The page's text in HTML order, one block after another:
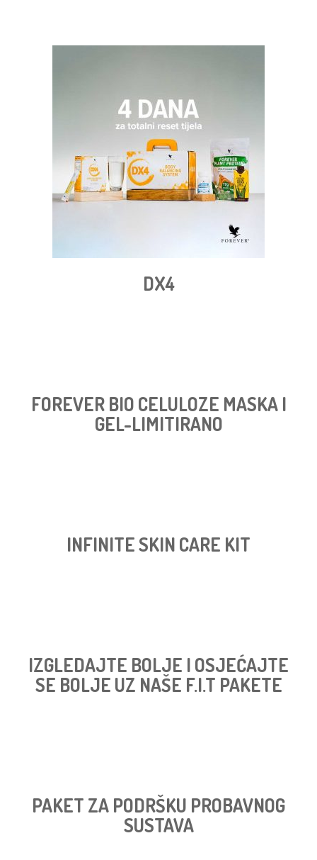
DX4
FOREVER BIO CELULOZE MASKA I
GEL-LIMITIRANO
INFINITE SKIN CARE KIT
IZGLEDAJTE BOLJE I OSJEĆAJTE
SE BOLJE UZ NAŠE F.I.T PAKETE
PAKET ZA PODRŠKU PROBAVNOG
SUSTAVA